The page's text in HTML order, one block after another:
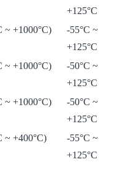
+125°C
~ +1000°C)
-55°C ~
+125°C
~ +1000°C)
-50°C ~
+125°C
+1000°C)
-50°C ~
+125°C
+400°C)
-55°C ~
+125°C